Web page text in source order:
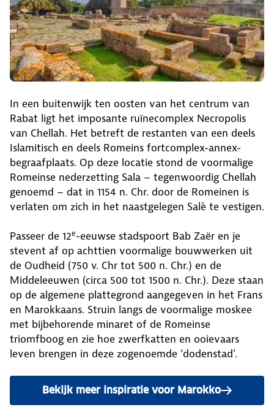
In een buitenwijk ten oosten van het centrum van
Rabat ligt het imposante ruïnecomplex Necropolis
van Chellah. Het betreft de restanten van een deels
Islamitisch en deels Romeins fortcomplex-annex-
begraafplaats. Op deze locatie stond de voormalige
Romeinse nederzetting Sala – tegenwoordig Chellah
genoemd – dat in 1154 n. Chr. door de Romeinen is
verlaten om zich in het naastgelegen Salè te vestigen.
Passeer de 12e-eeuwse stadspoort Bab Zaër en je
stevent af op achttien voormalige bouwwerken uit
de Oudheid (750 v. Chr tot 500 n. Chr.) en de
Middeleeuwen (circa 500 tot 1500 n. Chr.). Deze staan
op de algemene plattegrond aangegeven in het Frans
en Marokkaans. Struin langs de voormalige moskee
met bijbehorende minaret of de Romeinse
triomfboog en zie hoe zwerfkatten en ooievaars
leven brengen in deze zogenoemde ‘dodenstad’.
Bekijk meer inspiratie voor Marokko